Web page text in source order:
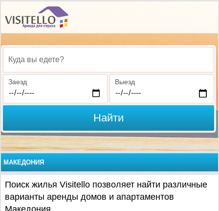
Куда вы едете?
Заезд Выезд
Найти
МАКЕДОНИЯ
Поиск жилья Visitello позволяет найти различные
варианты аренды домов и апартаментов
Македония.